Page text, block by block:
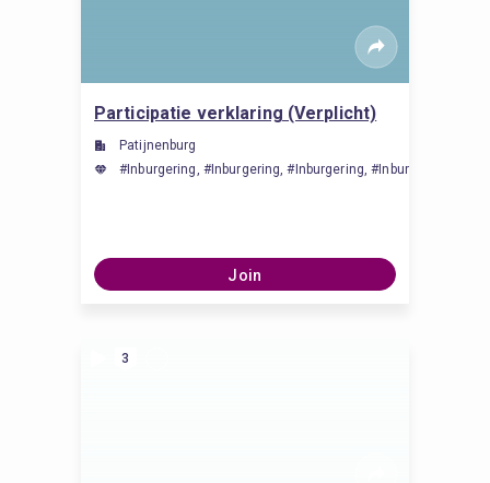
Participatie verklaring (Verplicht)
Patijnenburg
#Inburgering, #Inburgering, #Inburgering, #Inburgering
Join
3